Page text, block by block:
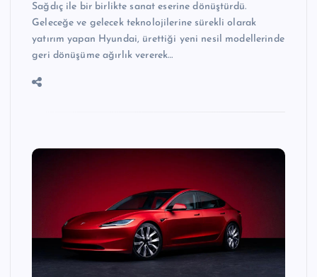
Sağdıç ile bir birlikte sanat eserine dönüştürdü.
Geleceğe ve gelecek teknolojilerine sürekli olarak
yatırım yapan Hyundai, ürettiği yeni nesil modellerinde
geri dönüşüme ağırlık vererek…